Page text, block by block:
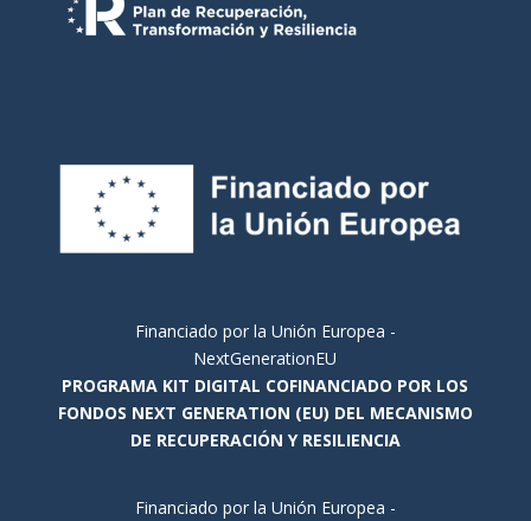
Financiado por la Unión Europea -
NextGenerationEU
PROGRAMA KIT DIGITAL COFINANCIADO POR LOS
FONDOS NEXT GENERATION (EU) DEL MECANISMO
DE RECUPERACIÓN Y RESILIENCIA
Financiado por la Unión Europea -